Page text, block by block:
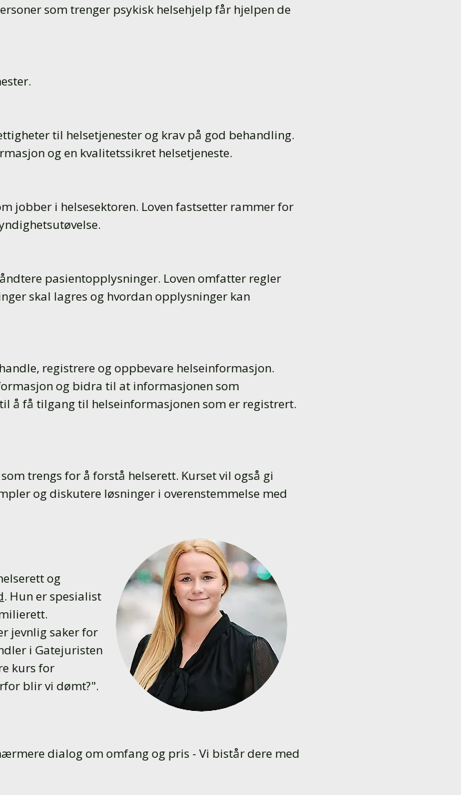
som trenger psykisk helsehjelp får hjelpen de
til helsetjenester og krav på god behandling.
og en kvalitetssikret helsetjeneste.
jobber i helsesektoren. Loven fastsetter rammer for
pasientopplysninger. Loven omfatter regler
skal lagres og hvordan opplysninger kan
registrere og oppbevare helseinformasjon.
og bidra til at informasjonen som
å få tilgang til helseinformasjonen som er registrert.
trengs for å forstå helserett. Kurset vil også gi
og diskutere løsninger i overenstemmelse med
og
. Hun er spesialist
jevnlig saker for
i Gatejuristen
kurs for
blir vi dømt?".
dialog om omfang og pris - Vi bistår dere med